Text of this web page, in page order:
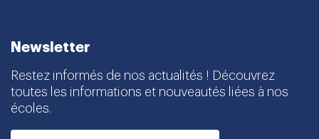
Newsletter
Restez informés de nos actualités ! Découvrez
toutes les informations et nouveautés liées à nos
écoles.